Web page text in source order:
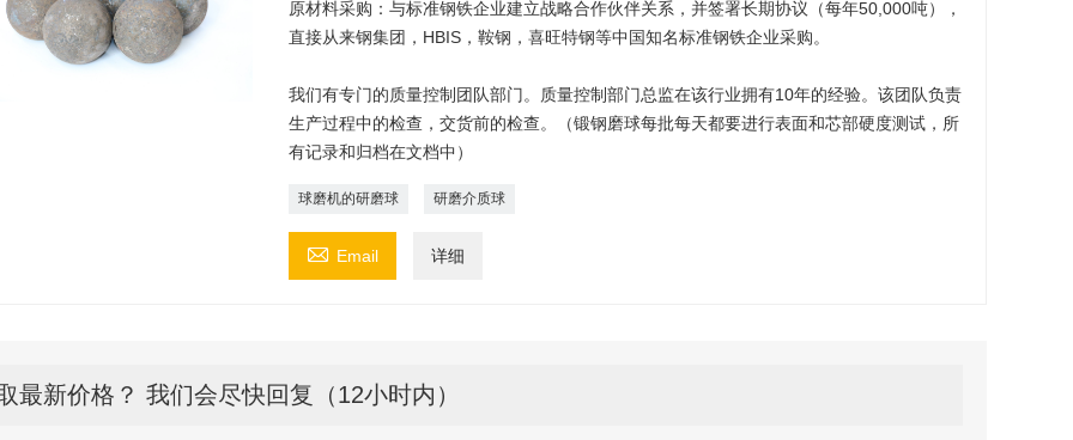
原材料采购：与标准钢铁企业建立战略合作伙伴关系，并签署长期协议（每年50,000吨），
直接从来钢集团，HBIS，鞍钢，喜旺特钢等中国知名标准钢铁企业采购。
我们有专门的质量控制团队部门。质量控制部门总监在该行业拥有10年的经验。该团队负责
生产过程中的检查，交货前的检查。（锻钢磨球每批每天都要进行表面和芯部硬度测试，所
有记录和归档在文档中）
球磨机的研磨球 研磨介质球
 Email 详细
最新价格？ 我们会尽快回复（12小时内）